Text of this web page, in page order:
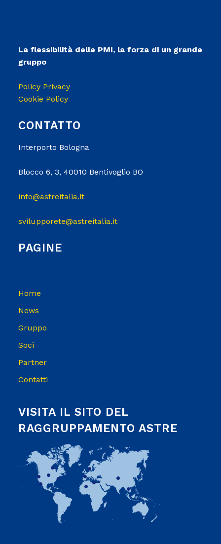
La flessibilità delle PMI, la forza di un grande
gruppo
Policy Privacy
Cookie Policy
CONTATTO
Interporto Bologna
Blocco 6, 3, 40010 Bentivoglio BO
info@astreitalia.it
svilupporete@astreitalia.it
PAGINE
Home
News
Gruppo
Soci
Partner
Contatti
VISITA IL SITO DEL
RAGGRUPPAMENTO ASTRE